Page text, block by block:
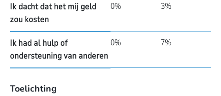
Ik dacht dat het mij geld
zou kosten
0% 3%
Ik had al hulp of
ondersteuning van anderen
0% 7%
Toelichting